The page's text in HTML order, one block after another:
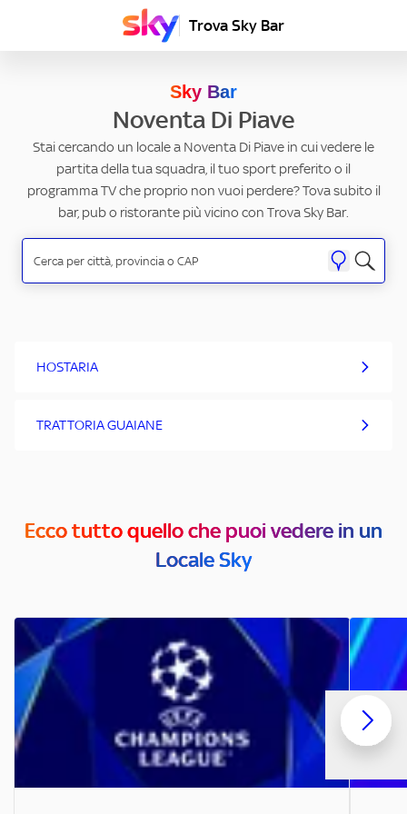
Trova Sky Bar
Sky Bar
Noventa Di Piave
Stai cercando un locale a Noventa Di Piave in cui vedere le
partita della tua squadra, il tuo sport preferito o il
programma TV che proprio non vuoi perdere? Tova subito il
bar, pub o ristorante più vicino con Trova Sky Bar.
HOSTARIA
TRATTORIA GUAIANE
Ecco tutto quello che puoi vedere in un
Locale Sky